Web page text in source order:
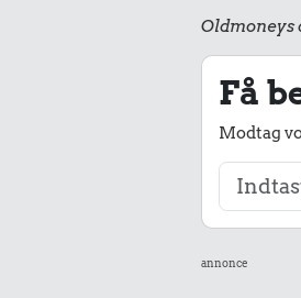
Oldmoneys
Få
Modtag
annonce